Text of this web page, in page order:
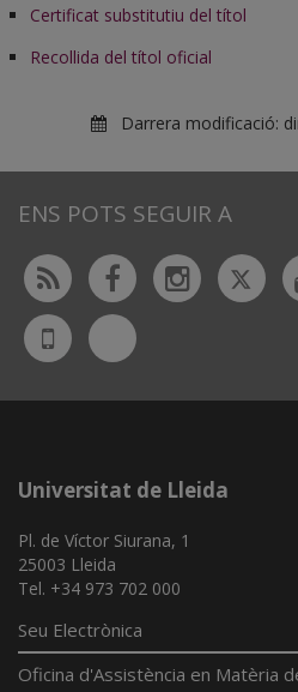
Certificat substitutiu del títol
Recollida del títol oficial
Darrera modificació:
ENS POTS SEGUIR A
Rss Facebook
UdL
App
Bluesky
Universitat de Lleida
Pl. de Víctor Siurana, 1
25003 Lleida
Tel. +34 973 702 000
Seu Electrònica
Oficina d'Assistència en Matèria